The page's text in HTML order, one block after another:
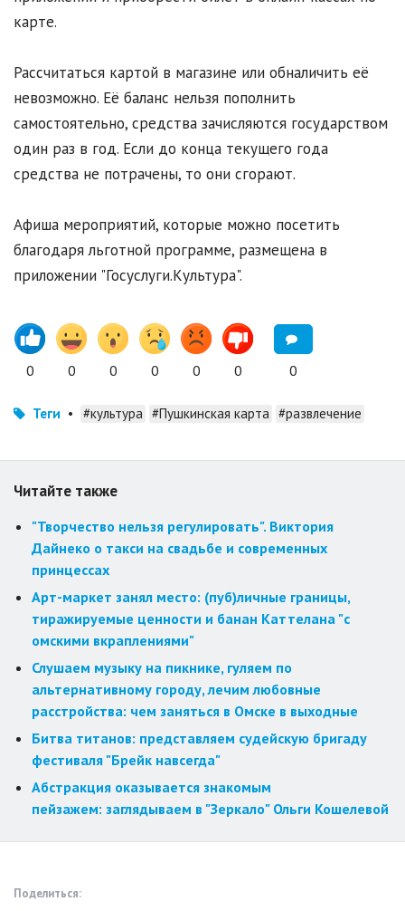
карте.
Рассчитаться картой в магазине или обналичить её
невозможно. Её баланс нельзя пополнить
самостоятельно, средства зачисляются государством
один раз в год. Если до конца текущего года
средства не потрачены, то они сгорают.
Афиша мероприятий, которые можно посетить
благодаря льготной программе, размещена в
приложении "Госуслуги.Культура".
0 0 0 0 0 0 0
Теги • #культура #Пушкинская карта #развлечение
Читайте также
"Творчество нельзя регулировать". Виктория
Дайнеко о такси на свадьбе и современных
принцессах
Арт-маркет занял место: (пуб)личные границы,
тиражируемые ценности и банан Каттелана "с
омскими вкраплениями"
Слушаем музыку на пикнике, гуляем по
альтернативному городу, лечим любовные
расстройства: чем заняться в Омске в выходные
Битва титанов: представляем судейскую бригаду
фестиваля "Брейк навсегда"
Абстракция оказывается знакомым
пейзажем: заглядываем в "Зеркало" Ольги Кошелевой
Поделиться: